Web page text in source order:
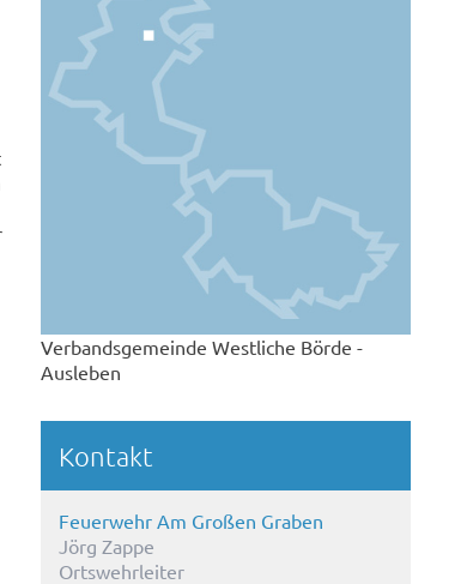
Verbandsgemeinde Westliche Börde -
Ausleben
Kontakt
Feuerwehr Am Großen Graben
Jörg Zappe
Ortswehrleiter